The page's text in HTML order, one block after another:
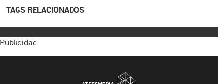
TAGS RELACIONADOS
Publicidad